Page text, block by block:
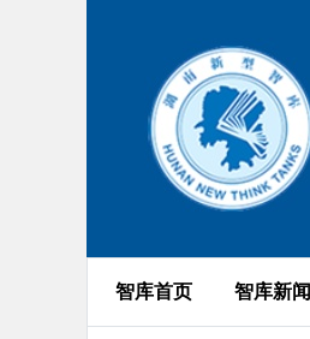
智库首页 智库新闻